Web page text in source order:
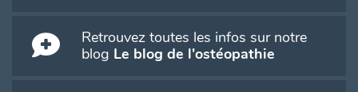
Retrouvez toutes les infos sur notre
blog Le blog de l'ostéopathie